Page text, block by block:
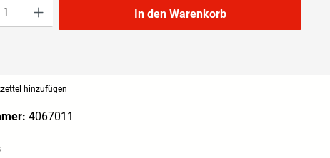
In den Warenkorb
hinzufügen
4067011